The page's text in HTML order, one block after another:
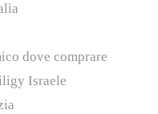
dove comprare
Israele